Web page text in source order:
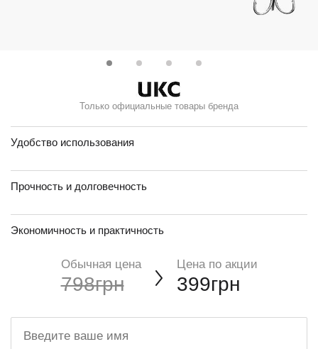
Только официальные товары бренда
Удобство использования
Прочность и долговечность
Экономичность и практичность
Обычная цена
798грн
Цена по акции
399грн